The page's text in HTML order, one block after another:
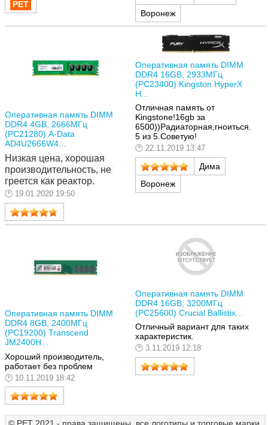
Воронеж
Оперативная память DIMM
DDR4 4GB, 2666МГц
(PC21280) A-Data
AD4U2666W4...
Низкая цена, хорошая
производительность, не
греется как реактор.
19.01.2020 19:50
Оперативная память DIMM
DDR4 16GB, 2933МГц
(PC23400) Kingston HyperX
H...
Отличная память от
Kingstone!16gb за
6500))Радиаторная,гноиться.
5 из 5.Советую!
22.11.2019 13:47
Дима
Воронеж
Оперативная память DIMM
DDR4 8GB, 2400МГц
(PC19200) Transcend
JM2400H...
Хороший производитель,
работает без проблем
10.11.2019 18:42
Оперативная память DIMM
DDR4 16GB, 3200МГц
(PC25600) Crucial Ballistix...
Отличный вариант для таких
характеристик.
3.11.2019 12:18